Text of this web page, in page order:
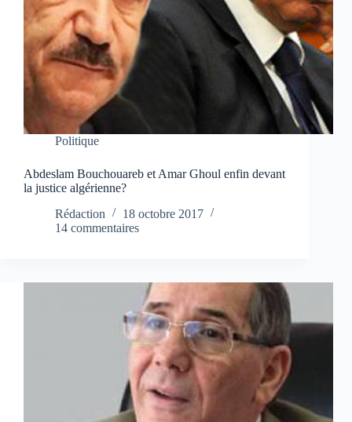
Politique
Abdeslam Bouchouareb et Amar Ghoul enfin devant
la justice algérienne?
Rédaction
18 octobre 2017
14 commentaires